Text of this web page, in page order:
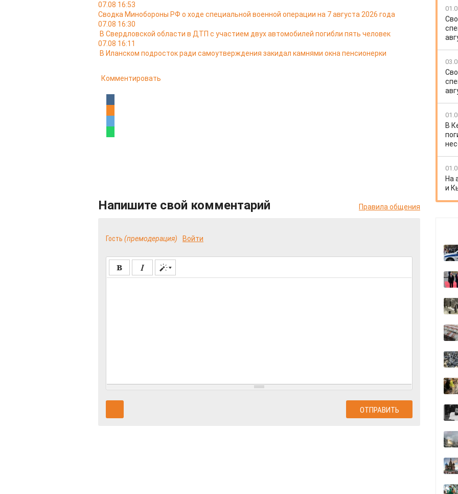
07.08 16:53
Сводка Минобороны РФ о ходе специальной военной операции на 7 августа 2026 года
07.08 16:30
В Свердловской области в ДТП с участием двух автомобилей погибли пять человек
07.08 16:11
В Иланском подросток ради самоутверждения закидал камнями окна пенсионерки
Комментировать
Напишите свой комментарий Правила общения
Гость (премодерация) Войти
В
На
и